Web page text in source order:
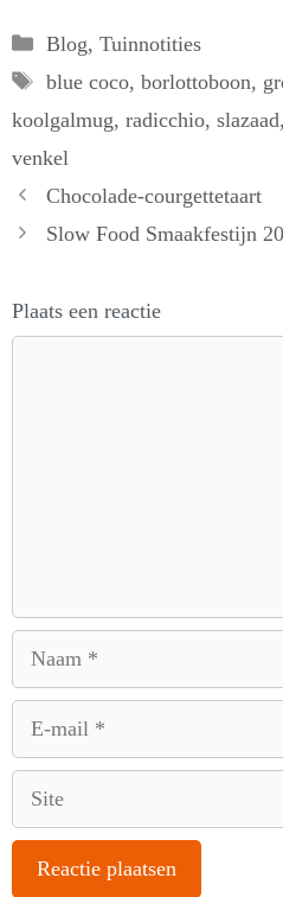
Categorieën
Blog, Tuinnotities
Tags
blue coco, borlottoboon,
koolgalmug, radicchio, slazaad,
venkel
Chocolade-courgettetaart
Slow Food Smaakfestijn
Plaats een reactie